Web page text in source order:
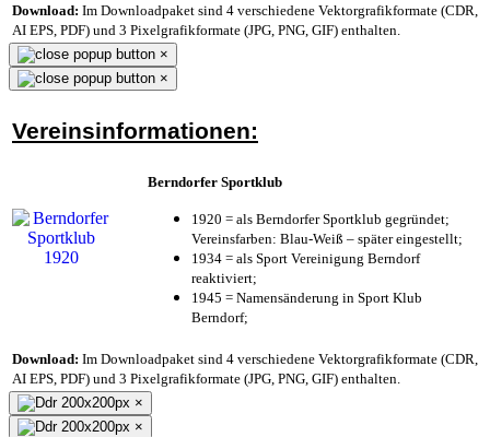
Download: Im Downloadpaket sind 4 verschiedene Vektorgrafikformate (CDR,
AI EPS, PDF) und 3 Pixelgrafikformate (JPG, PNG, GIF) enthalten.
×
×
Vereinsinformationen:
Berndorfer Sportklub
1920 = als Berndorfer Sportklub gegründet;
Vereinsfarben: Blau-Weiß – später eingestellt;
1934 = als Sport Vereinigung Berndorf
reaktiviert;
1945 = Namensänderung in Sport Klub
Berndorf;
Download: Im Downloadpaket sind 4 verschiedene Vektorgrafikformate (CDR,
AI EPS, PDF) und 3 Pixelgrafikformate (JPG, PNG, GIF) enthalten.
×
×